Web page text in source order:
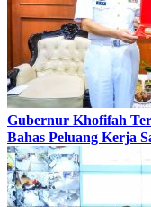
Gubernur Khofifah
Bahas Peluang Kerja